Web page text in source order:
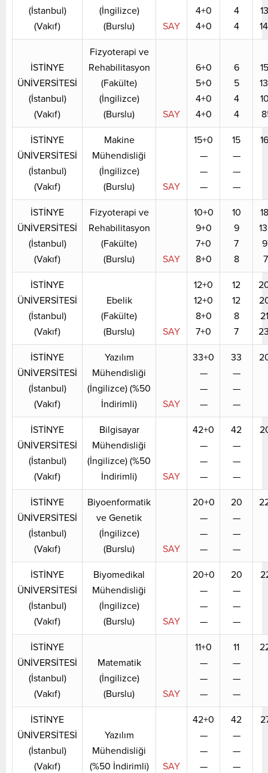
(İstanbul)
(Vakıf)
(İngilizce)
(Burslu)
SAY
4+0
4+0
4
4
İSTİNYE
ÜNİVERSİTESİ
(İstanbul)
(Vakıf)
Fizyoterapi ve
Rehabilitasyon
(Fakülte)
(İngilizce)
(Burslu)
SAY
6+0
5+0
4+0
4+0
6
5
4
4
İSTİNYE
ÜNİVERSİTESİ
(İstanbul)
(Vakıf)
Makine
Mühendisliği
(İngilizce)
(Burslu)
SAY
15+0
—
—
—
15
—
—
—
İSTİNYE
ÜNİVERSİTESİ
(İstanbul)
(Vakıf)
Fizyoterapi ve
Rehabilitasyon
(Fakülte)
(Burslu)
SAY
10+0
9+0
7+0
8+0
10
9
7
8
İSTİNYE
ÜNİVERSİTESİ
(İstanbul)
(Vakıf)
Ebelik
(Fakülte)
(Burslu)
SAY
12+0
12+0
8+0
7+0
12
12
8
7
İSTİNYE
ÜNİVERSİTESİ
(İstanbul)
(Vakıf)
Yazılım
Mühendisliği
(İngilizce) (%50
İndirimli)
SAY
33+0
—
—
—
33
—
—
—
İSTİNYE
ÜNİVERSİTESİ
(İstanbul)
(Vakıf)
Bilgisayar
Mühendisliği
(İngilizce) (%50
İndirimli)
SAY
42+0
—
—
—
42
—
—
—
İSTİNYE
ÜNİVERSİTESİ
(İstanbul)
(Vakıf)
Biyoenformatik
ve Genetik
(İngilizce)
(Burslu)
SAY
20+0
—
—
—
20
—
—
—
İSTİNYE
ÜNİVERSİTESİ
(İstanbul)
(Vakıf)
Biyomedikal
Mühendisliği
(İngilizce)
(Burslu)
SAY
20+0
—
—
—
20
—
—
—
İSTİNYE
ÜNİVERSİTESİ
(İstanbul)
(Vakıf)
Matematik
(İngilizce)
(Burslu)
SAY
11+0
—
—
—
11
—
—
—
İSTİNYE
ÜNİVERSİTESİ
(İstanbul)
(Vakıf)
Yazılım
Mühendisliği
(%50 İndirimli)
SAY
42+0
—
—
—
42
—
—
—